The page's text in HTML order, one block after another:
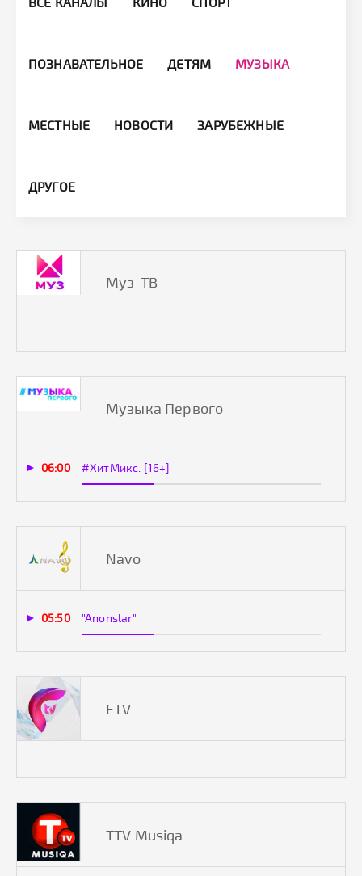
ПОЗНАВАТЕЛЬНОЕ ДЕТЯМ МУЗЫКА
МЕСТНЫЕ НОВОСТИ ЗАРУБЕЖНЫЕ
ДРУГОЕ
Муз-ТВ
Музыка Первого
06:00 #ХитМикс. [16+]
Navo
05:50 "Anonslar"
FTV
TTV Musiqa